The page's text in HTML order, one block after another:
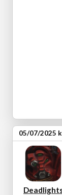
05/07/2025